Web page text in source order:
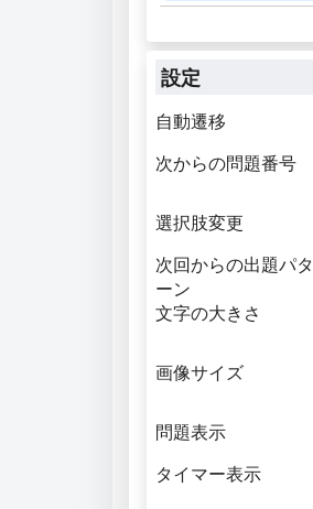
設定
自動遷移
次からの問題番号
選択肢変更
次回からの出題パタ
ーン
文字の大きさ
画像サイズ
問題表示
タイマー表示